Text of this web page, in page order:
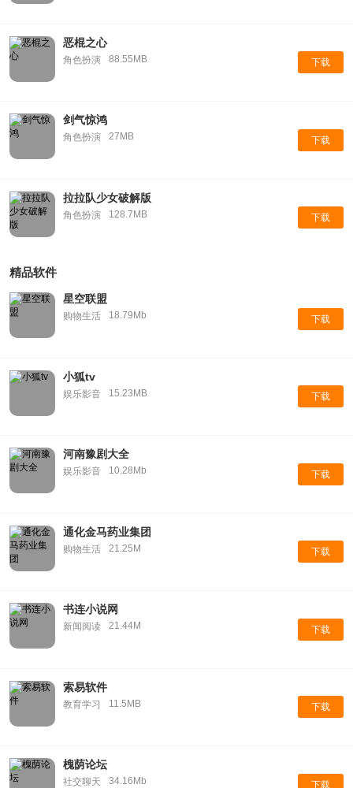
恶棍之心
角色扮演 88.55MB 下载
剑气惊鸿
角色扮演 27MB 下载
拉拉队少女破解版
角色扮演 128.7MB 下载
精品软件
星空联盟
购物生活 18.79Mb 下载
小狐tv
娱乐影音 15.23MB 下载
河南豫剧大全
娱乐影音 10.28Mb 下载
通化金马药业集团
购物生活 21.25M 下载
书连小说网
新闻阅读 21.44M 下载
索易软件
教育学习 11.5MB 下载
槐荫论坛
社交聊天 34.16Mb 下载